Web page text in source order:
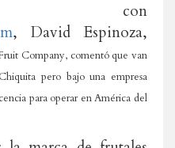
con
, David Espinoza,
Company, comentó que van
pero bajo una empresa
para operar en América del